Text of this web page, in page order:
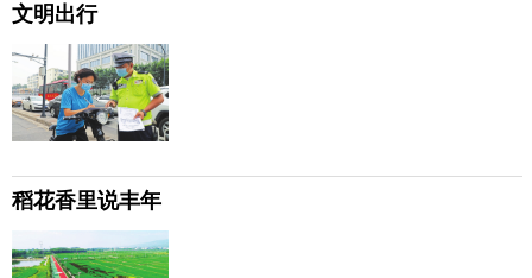
文明出行
稻花香里说丰年